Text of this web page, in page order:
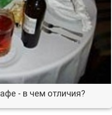
- в чем отличия?